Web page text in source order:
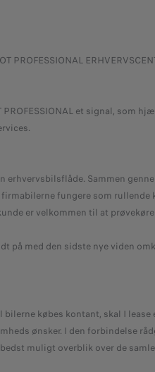
et signal, som
Sammen
fungere som
er velkommen til at prøvekøre.
på med den sidste nye viden
købes kontant, skal I lease
ønsker. I den forbindelse
muligt overblik over de